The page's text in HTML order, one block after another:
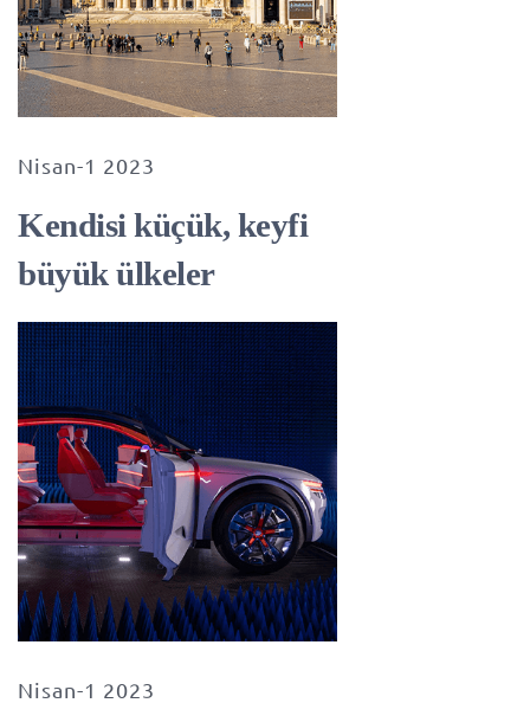
Nisan-1 2023
Kendisi küçük, keyfi
büyük ülkeler
Nisan-1 2023